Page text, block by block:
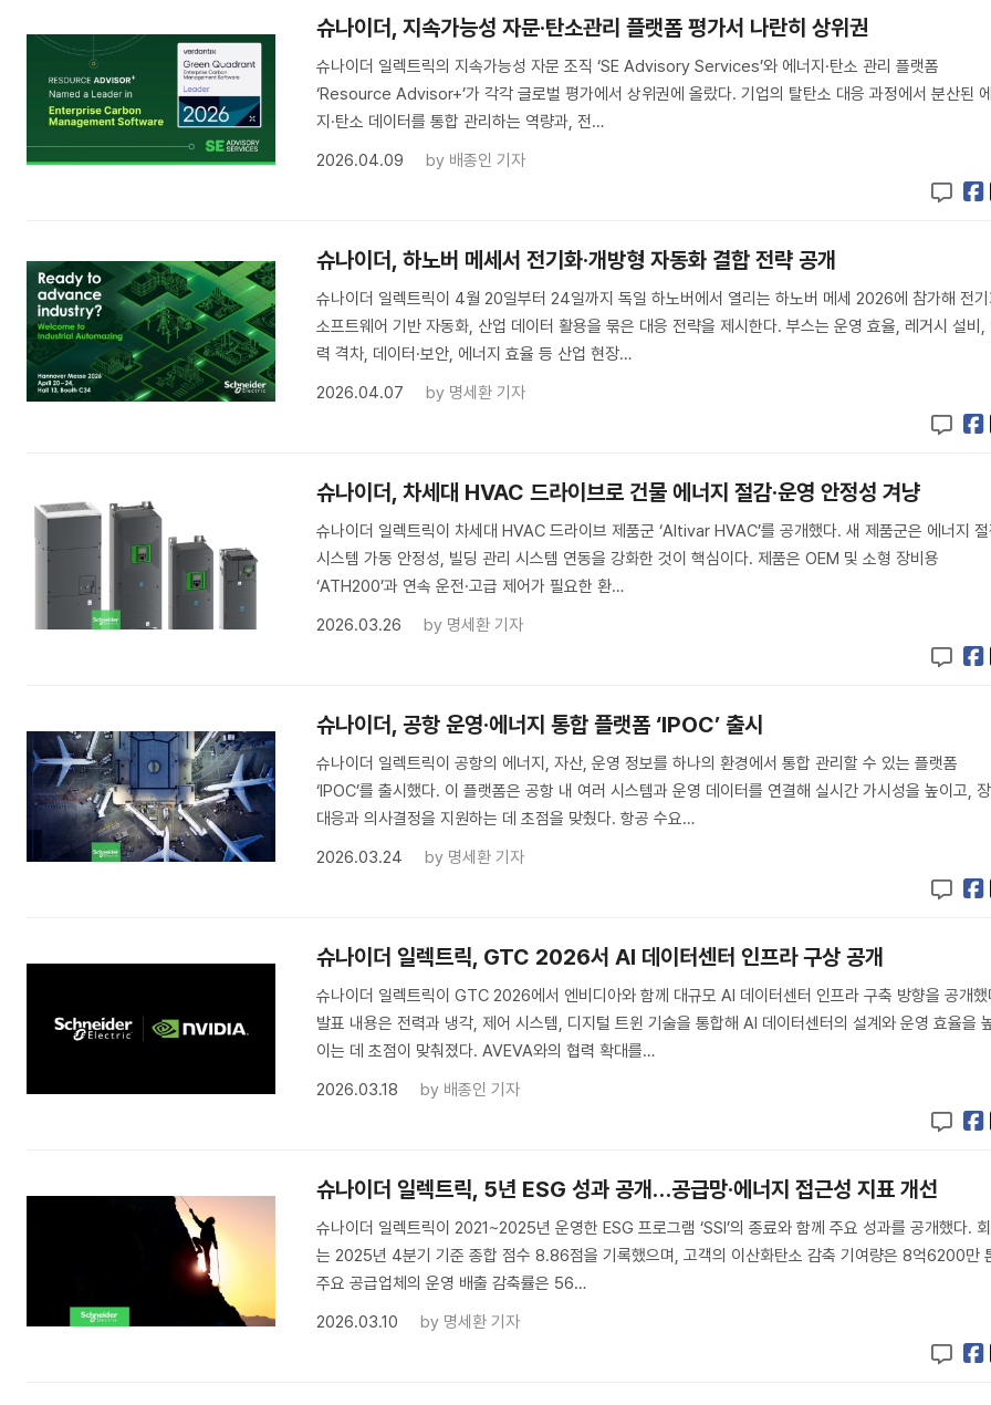
슈나이더, 지속가능성 자문·탄소관리 플랫폼 평가서 나란히 상위권
슈나이더 일렉트릭의 지속가능성 자문 조직 ‘SE Advisory Services’와 에너지·탄소 관리 플랫폼
‘Resource Advisor+’가 각각 글로벌 평가에서 상위권에 올랐다. 기업의 탈탄소 대응 과정에서 분산된
지·탄소 데이터를 통합 관리하는 역량과, 전…
2026.04.09
by 배종인 기자
슈나이더, 하노버 메세서 전기화·개방형 자동화 결합 전략 공개
슈나이더 일렉트릭이 4월 20일부터 24일까지 독일 하노버에서 열리는 하노버 메세 2026에 참가해 전기
소프트웨어 기반 자동화, 산업 데이터 활용을 묶은 대응 전략을 제시한다. 부스는 운영 효율, 레거시 설비,
력 격차, 데이터·보안, 에너지 효율 등 산업 현장…
2026.04.07
by 명세환 기자
슈나이더, 차세대 HVAC 드라이브로 건물 에너지 절감·운영 안정성 겨냥
슈나이더 일렉트릭이 차세대 HVAC 드라이브 제품군 ‘Altivar HVAC’를 공개했다. 새 제품군은 에너지
시스템 가동 안정성, 빌딩 관리 시스템 연동을 강화한 것이 핵심이다. 제품은 OEM 및 소형 장비용
‘ATH200’과 연속 운전·고급 제어가 필요한 환…
2026.03.26
by 명세환 기자
슈나이더, 공항 운영·에너지 통합 플랫폼 ‘IPOC’ 출시
슈나이더 일렉트릭이 공항의 에너지, 자산, 운영 정보를 하나의 환경에서 통합 관리할 수 있는 플랫폼
‘IPOC’를 출시했다. 이 플랫폼은 공항 내 여러 시스템과 운영 데이터를 연결해 실시간 가시성을 높이고,
대응과 의사결정을 지원하는 데 초점을 맞췄다. 항공 수요…
2026.03.24
by 명세환 기자
슈나이더 일렉트릭, GTC 2026서 AI 데이터센터 인프라 구상 공개
슈나이더 일렉트릭이 GTC 2026에서 엔비디아와 함께 대규모 AI 데이터센터 인프라 구축 방향을 공개했
발표 내용은 전력과 냉각, 제어 시스템, 디지털 트윈 기술을 통합해 AI 데이터센터의 설계와 운영 효율을
이는 데 초점이 맞춰졌다. AVEVA와의 협력 확대를…
2026.03.18
by 배종인 기자
슈나이더 일렉트릭, 5년 ESG 성과 공개…공급망·에너지 접근성 지표 개선
슈나이더 일렉트릭이 2021~2025년 운영한 ESG 프로그램 ‘SSI’의 종료와 함께 주요 성과를 공개했다.
는 2025년 4분기 기준 종합 점수 8.86점을 기록했으며, 고객의 이산화탄소 감축 기여량은 8억6200만
주요 공급업체의 운영 배출 감축률은 56…
2026.03.10
by 명세환 기자